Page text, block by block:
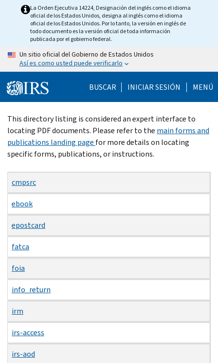
La Orden Ejecutiva 14224, Designación del inglés como el idioma
oficial de los Estados Unidos, designa al inglés como el idioma
oficial de los Estados Unidos. Por lo tanto, la versión en inglés de
todo documento es la versión oficial de toda información
publicada por el gobierno federal.
Un sitio oficial del Gobierno de Estados Unidos
Así es como usted puede verificarlo
BUSCAR INICIAR SESIÓN MENÚ
Beginning
of
main
content
This directory listing is considered an expert interface to
locating PDF documents. Please refer to the main forms and
publications landing page for more details on locating
specific forms, publications, or instructions.
cmpsrc
ebook
epostcard
fatca
foia
info_return
irm
irs-access
irs-aod